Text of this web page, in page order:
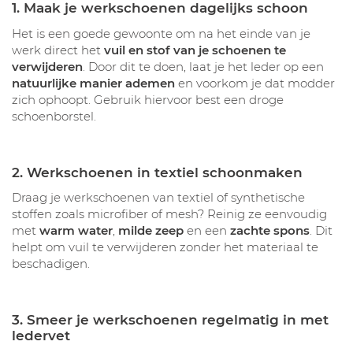
1. Maak je werkschoenen dagelijks schoon
Het is een goede gewoonte om na het einde van je
werk direct het vuil en stof van je schoenen te
verwijderen . Door dit te doen, laat je het leder op een
natuurlijke manier ademen en voorkom je dat modder
zich ophoopt. Gebruik hiervoor best een droge
schoenborstel.
2. Werkschoenen in textiel schoonmaken
Draag je werkschoenen van textiel of synthetische
stoffen zoals microfiber of mesh? Reinig ze eenvoudig
met warm water, milde zeep en een zachte spons. Dit
helpt om vuil te verwijderen zonder het materiaal te
beschadigen.
3. Smeer je werkschoenen regelmatig in met
ledervet